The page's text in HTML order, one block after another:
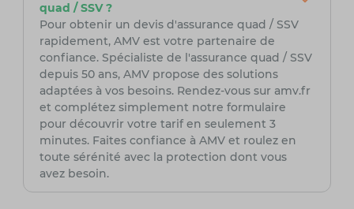
quad / SSV ?
Pour obtenir un devis d'assurance quad / SSV
rapidement, AMV est votre partenaire de
confiance. Spécialiste de l'assurance quad / SSV
depuis 50 ans, AMV propose des solutions
adaptées à vos besoins. Rendez-vous sur amv.fr
et complétez simplement notre formulaire
pour découvrir votre tarif en seulement 3
minutes. Faites confiance à AMV et roulez en
toute sérénité avec la protection dont vous
avez besoin.